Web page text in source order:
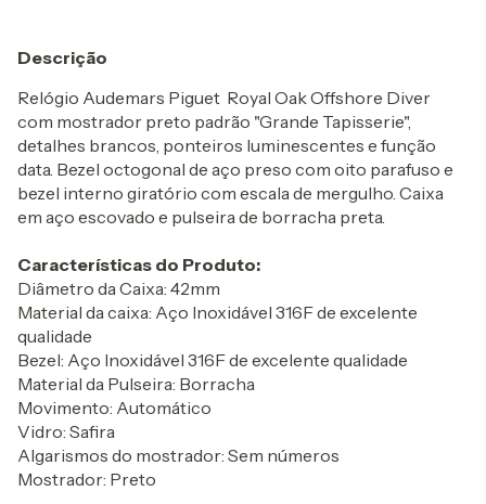
Descrição
Relógio Audemars Piguet Royal Oak Offshore Diver
com mostrador preto padrão "Grande Tapisserie",
detalhes brancos, ponteiros luminescentes e função
data. Bezel octogonal de aço preso com oito parafuso e
bezel interno giratório com escala de mergulho. Caixa
em aço escovado e pulseira de borracha preta.
Características do Produto:
Diâmetro da Caixa: 42mm
Material da caixa: Aço Inoxidável 316F de excelente
qualidade
Bezel: Aço Inoxidável 316F de excelente qualidade
Material da Pulseira: Borracha
Movimento: Automático
Vidro: Safira
Algarismos do mostrador: Sem números
Mostrador: Preto